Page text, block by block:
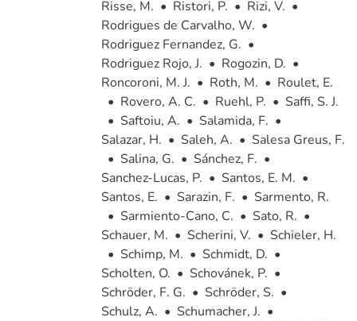
Risse, M. • Ristori, P. • Rizi, V. •
Rodrigues de Carvalho, W. •
Rodriguez Fernandez, G. •
Rodriguez Rojo, J. • Rogozin, D. •
Roncoroni, M. J. • Roth, M. • Roulet, E.
• Rovero, A. C. • Ruehl, P. • Saffi, S. J.
• Saftoiu, A. • Salamida, F. •
Salazar, H. • Saleh, A. • Salesa Greus, F.
• Salina, G. • Sánchez, F. •
Sanchez-Lucas, P. • Santos, E. M. •
Santos, E. • Sarazin, F. • Sarmento, R.
• Sarmiento-Cano, C. • Sato, R. •
Schauer, M. • Scherini, V. • Schieler, H.
• Schimp, M. • Schmidt, D. •
Scholten, O. • Schovánek, P. •
Schröder, F. G. • Schröder, S. •
Schulz, A. • Schumacher, J. •